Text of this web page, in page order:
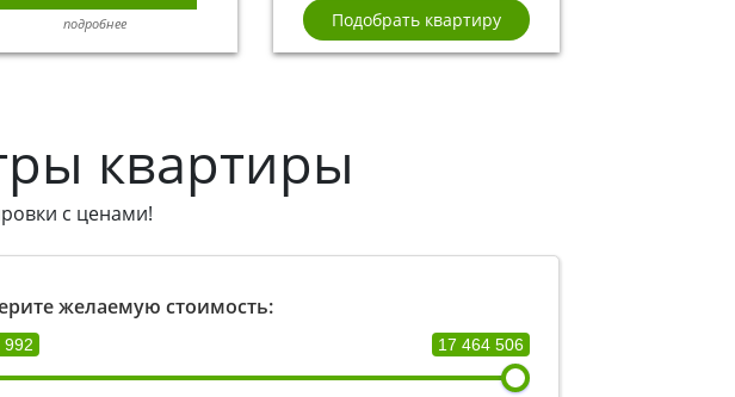
подробнее Подобрать квартиру
квартиры
с ценами!
желаемую стоимость:
992 17 464 506